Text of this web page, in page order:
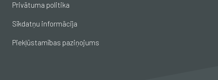
Privātuma politika
Sīkdatņu informācija
Piekļūstamības paziņojums